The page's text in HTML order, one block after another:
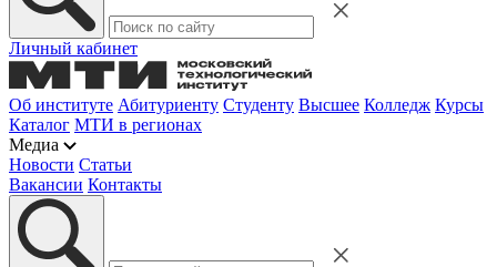
Личный кабинет
Об институте Абитуриенту Студенту Высшее Колледж Курсы
Каталог МТИ в регионах
Медиа
Новости Статьи
Вакансии Контакты